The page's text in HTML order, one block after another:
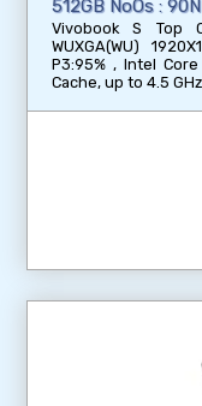
512GB NoOs :
Vivobook S Top
WUXGA(WU)
P3:95% , Intel
Cache, up to 4.5